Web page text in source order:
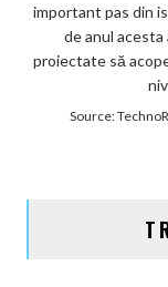
important pas din
de anul
proiectate să
Source: